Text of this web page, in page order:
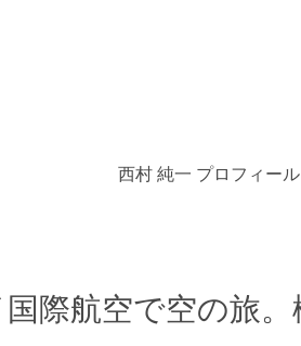
西村 純一 プロフィール
国際航空で空の旅